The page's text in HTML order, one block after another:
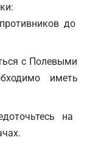
до
с Полевыми
иметь
на